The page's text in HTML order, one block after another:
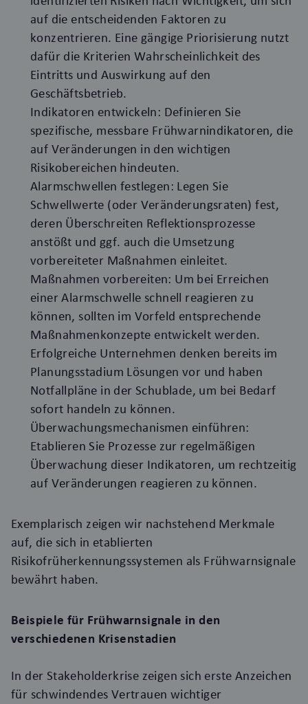
auf die entscheidenden Faktoren zu
konzentrieren. Eine gängige Priorisierung nutzt
dafür die Kriterien Wahrscheinlichkeit des
Eintritts und Auswirkung auf den
Geschäftsbetrieb.
Indikatoren entwickeln: Definieren Sie
spezifische, messbare Frühwarnindikatoren, die
auf Veränderungen in den wichtigen
Risikobereichen hindeuten.
Alarmschwellen festlegen: Legen Sie
Schwellwerte (oder Veränderungsraten) fest,
deren Überschreiten Reflektionsprozesse
anstößt und ggf. auch die Umsetzung
vorbereiteter Maßnahmen einleitet.
Maßnahmen vorbereiten: Um bei Erreichen
einer Alarmschwelle schnell reagieren zu
können, sollten im Vorfeld entsprechende
Maßnahmenkonzepte entwickelt werden.
Erfolgreiche Unternehmen denken bereits im
Planungsstadium Lösungen vor und haben
Notfallpläne in der Schublade, um bei Bedarf
sofort handeln zu können.
Überwachungsmechanismen einführen:
Etablieren Sie Prozesse zur regelmäßigen
Überwachung dieser Indikatoren, um rechtzeitig
auf Veränderungen reagieren zu können.
Exemplarisch zeigen wir nachstehend Merkmale
auf, die sich in etablierten
Risikofrüherkennungssystemen als Frühwarnsignale
bewährt haben.
Beispiele für Frühwarnsignale in den
verschiedenen Krisenstadien
In der Stakeholderkrise zeigen sich erste Anzeichen
für schwindendes Vertrauen wichtiger